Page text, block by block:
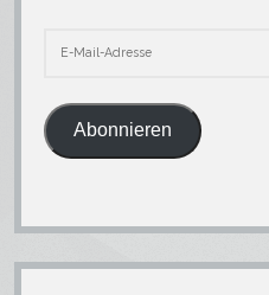
Abonnieren